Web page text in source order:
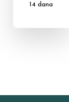
14 dana